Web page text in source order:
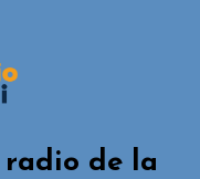
radio de la